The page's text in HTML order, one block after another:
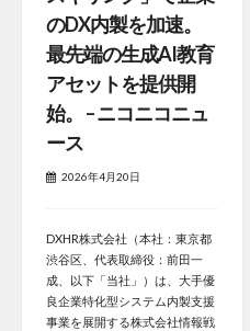
のDX内製を加速。
最先端の生成AI教育
アセットを提供開
始。 – ニコニコニュ
ース
2026年4月20日
DXHR株式会社（本社：東京都
渋谷区、代表取締役：前田一
成、以下「当社」）は、大手優
良企業特化型システム内製支援
事業を展開する株式会社情報戦